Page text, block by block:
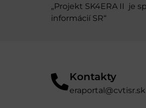
„Projekt SK4ERA II je
informácií SR“
Kontakty
eraportal@cvtisr.sk